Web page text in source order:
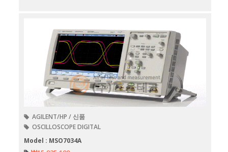
AGILENT/HP / 신품
OSCILLOSCOPE DIGITAL
Model : MSO7034A